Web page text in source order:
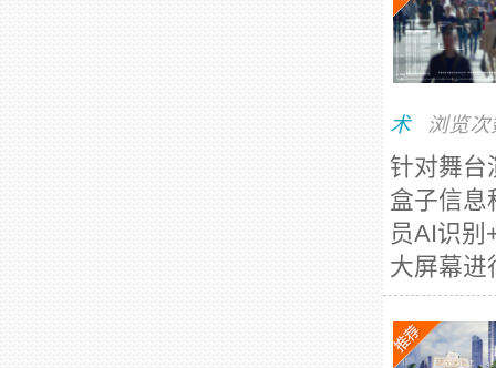
术 浏览
针对舞台
盒子信息
员AI识别
大屏幕进